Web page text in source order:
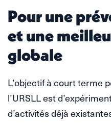
Pour une
et une
globale
L’objectif à court terme
l’URSLL est
d’activités déjà